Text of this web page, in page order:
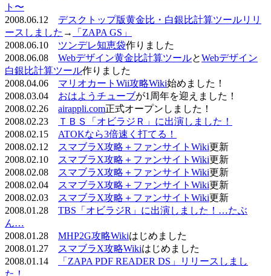
ト〜
2008.06.12 デスクトップ版黄金比・白銀比計算ツールリリ
ースしました →
「ZAPA GS」
2008.06.10 ツンデレ知恵袋作りました
2008.06.08 Webデザイン黄金比計算ツールとWebデザイン
白銀比計算ツール作りました
2008.04.06 マリオカートWii攻略Wiki始めました！
2008.03.04 おはようチューブが1周年を迎えました！
2008.02.26 airappli.com正式オープンしました！
2008.02.23
ＴＢＳ「オビラジＲ」に出演しました！
2008.02.15 ATOKなら3倍速く打てる！
2008.02.12
スマブラX攻略＋ファンサイトWiki更新
2008.02.10
スマブラX攻略＋ファンサイトWiki更新
2008.02.08
スマブラX攻略＋ファンサイトWiki更新
2008.02.04
スマブラX攻略＋ファンサイトWiki更新
2008.02.03
スマブラX攻略＋ファンサイトWiki更新
2008.01.28 TBS「オビラジR」に出演しました！…たぶ
ん…
2008.01.28 MHP2G攻略Wikiはじめました
2008.01.27
スマブラX攻略Wikiはじめました
2008.01.14
「ZAPA PDF READER DS」リリースしまし
た！